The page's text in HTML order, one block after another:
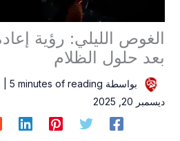
الغوص الليلي: رؤية
بعد حلول الظلام
بواسطة |5 minutes of reading
ديسمبر 20, 2025